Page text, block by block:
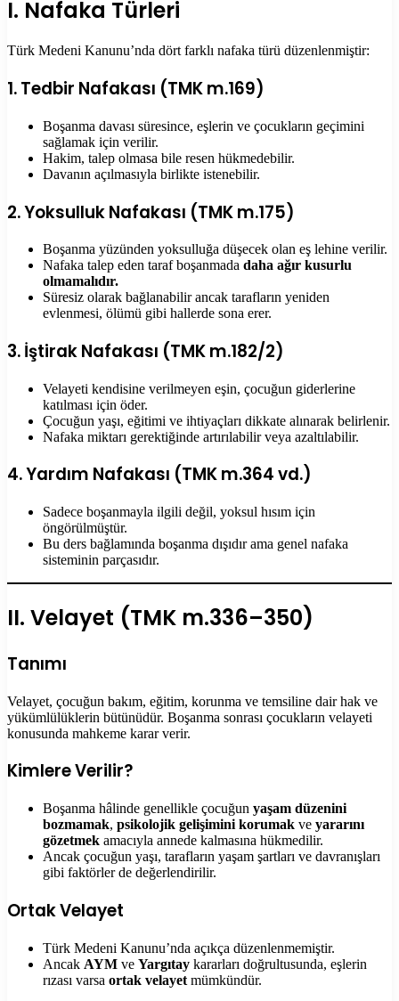
I. Nafaka Türleri
Türk Medeni Kanunu’nda dört farklı nafaka türü düzenlenmiştir:
1. Tedbir Nafakası (TMK m.169)
Boşanma davası süresince, eşlerin ve çocukların geçimini
sağlamak için verilir.
Hakim, talep olmasa bile resen hükmedebilir.
Davanın açılmasıyla birlikte istenebilir.
2. Yoksulluk Nafakası (TMK m.175)
Boşanma yüzünden yoksulluğa düşecek olan eş lehine verilir.
Nafaka talep eden taraf boşanmada daha ağır kusurlu
olmamalıdır.
Süresiz olarak bağlanabilir ancak tarafların yeniden
evlenmesi, ölümü gibi hallerde sona erer.
3. İştirak Nafakası (TMK m.182/2)
Velayeti kendisine verilmeyen eşin, çocuğun giderlerine
katılması için öder.
Çocuğun yaşı, eğitimi ve ihtiyaçları dikkate alınarak belirlenir.
Nafaka miktarı gerektiğinde artırılabilir veya azaltılabilir.
4. Yardım Nafakası (TMK m.364 vd.)
Sadece boşanmayla ilgili değil, yoksul hısım için
öngörülmüştür.
Bu ders bağlamında boşanma dışıdır ama genel nafaka
sisteminin parçasıdır.
II. Velayet (TMK m.336–350)
Tanımı
Velayet, çocuğun bakım, eğitim, korunma ve temsiline dair hak ve
yükümlülüklerin bütünüdür. Boşanma sonrası çocukların velayeti
konusunda mahkeme karar verir.
Kimlere Verilir?
Boşanma hâlinde genellikle çocuğun yaşam düzenini
bozmamak, psikolojik gelişimini korumak ve yararını
gözetmek amacıyla annede kalmasına hükmedilir.
Ancak çocuğun yaşı, tarafların yaşam şartları ve davranışları
gibi faktörler de değerlendirilir.
Ortak Velayet
Türk Medeni Kanunu’nda açıkça düzenlenmemiştir.
Ancak AYM ve Yargıtay kararları doğrultusunda, eşlerin
rızası varsa ortak velayet mümkündür.